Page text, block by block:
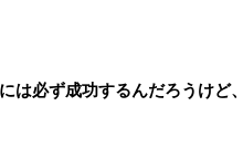
必ず成功するんだろうけど